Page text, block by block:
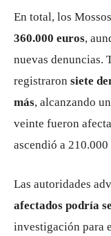
En total, los
360.000 euros,
nuevas denuncias.
registraron siete
más, alcanzando
veinte fueron
ascendió a 210.000
Las autoridades
afectados podría
investigación para